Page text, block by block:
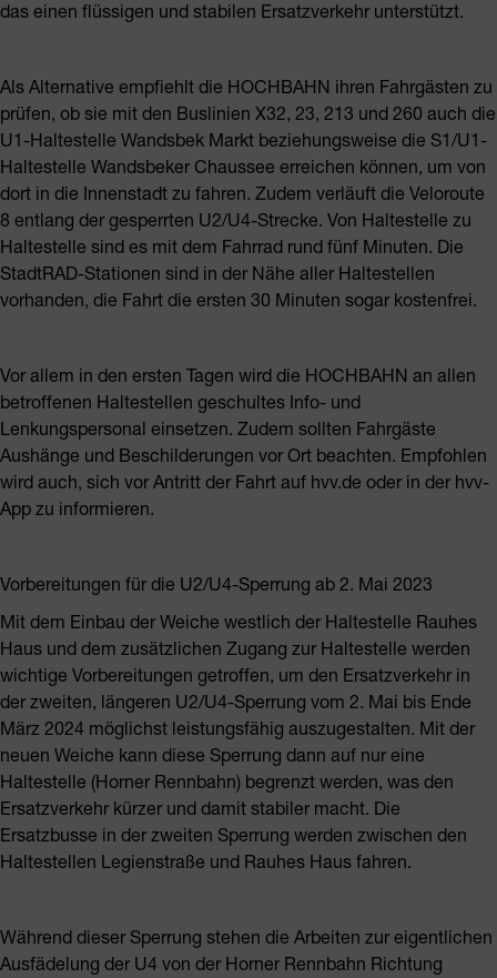
das einen flüssigen und stabilen Ersatzverkehr unterstützt.
Als Alternative empfiehlt die HOCHBAHN ihren Fahrgästen zu
prüfen, ob sie mit den Buslinien X32, 23, 213 und 260 auch die
U1-Haltestelle Wandsbek Markt beziehungsweise die S1/U1-
Haltestelle Wandsbeker Chaussee erreichen können, um von
dort in die Innenstadt zu fahren. Zudem verläuft die Veloroute
8 entlang der gesperrten U2/U4-Strecke. Von Haltestelle zu
Haltestelle sind es mit dem Fahrrad rund fünf Minuten. Die
StadtRAD-Stationen sind in der Nähe aller Haltestellen
vorhanden, die Fahrt die ersten 30 Minuten sogar kostenfrei.
Vor allem in den ersten Tagen wird die HOCHBAHN an allen
betroffenen Haltestellen geschultes Info- und
Lenkungspersonal einsetzen. Zudem sollten Fahrgäste
Aushänge und Beschilderungen vor Ort beachten. Empfohlen
wird auch, sich vor Antritt der Fahrt auf hvv.de oder in der hvv-
App zu informieren.
Vorbereitungen für die U2/U4-Sperrung ab 2. Mai 2023
Mit dem Einbau der Weiche westlich der Haltestelle Rauhes
Haus und dem zusätzlichen Zugang zur Haltestelle werden
wichtige Vorbereitungen getroffen, um den Ersatzverkehr in
der zweiten, längeren U2/U4-Sperrung vom 2. Mai bis Ende
März 2024 möglichst leistungsfähig auszugestalten. Mit der
neuen Weiche kann diese Sperrung dann auf nur eine
Haltestelle (Horner Rennbahn) begrenzt werden, was den
Ersatzverkehr kürzer und damit stabiler macht. Die
Ersatzbusse in der zweiten Sperrung werden zwischen den
Haltestellen Legienstraße und Rauhes Haus fahren.
Während dieser Sperrung stehen die Arbeiten zur eigentlichen
Ausfädelung der U4 von der Horner Rennbahn Richtung